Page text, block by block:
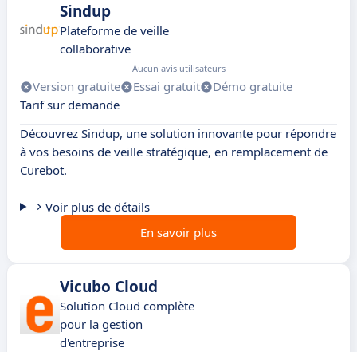
Sindup
Plateforme de veille
collaborative
Aucun avis utilisateurs
Version gratuite Essai gratuit
Démo gratuite
Tarif sur demande
Découvrez Sindup, une solution innovante pour répondre
à vos besoins de veille stratégique, en remplacement de
Curebot.
Voir plus de détails
En savoir plus
Vicubo Cloud
Solution Cloud complète
pour la gestion
d'entreprise